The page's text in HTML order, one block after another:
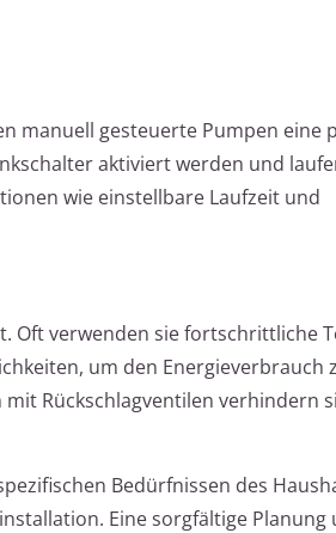
manuell gesteuerte Pumpen eine
aktiviert werden und
wie einstellbare Laufzeit und
Oft verwenden sie fortschrittliche
um den Energieverbrauch
Rückschlagventilen verhindern
Bedürfnissen des
Eine sorgfältige Planung